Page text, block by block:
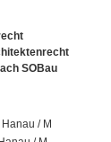
SOBau
/ M